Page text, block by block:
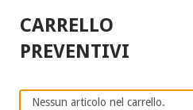
CARRELLO
PREVENTIVI
Nessun articolo nel carrello.